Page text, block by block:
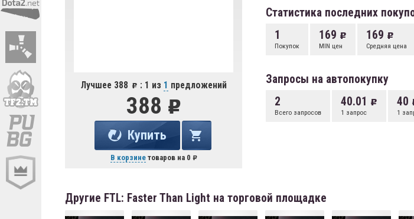
Лучшее 388 : 1 из 1 предложений
388
Купить
В корзинетоваров на 0
Статистика последних
1
Покупок
169
MIN цен
169
Средняя цена
Запросы на автопокупку
2
Всего запросов
40.01
1 запрос
40
1
Другие FTL: Faster Than Light на торговой площадке